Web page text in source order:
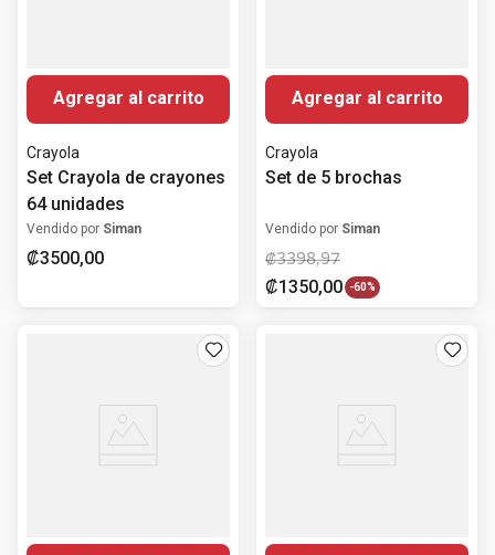
Agregar al carrito
Crayola
Set Crayola de crayones
64 unidades
Vendido por Siman
₡3500,00
Agregar al carrito
Crayola
Set de 5 brochas
Vendido por Siman
₡3398,97
₡1350,00 -60%